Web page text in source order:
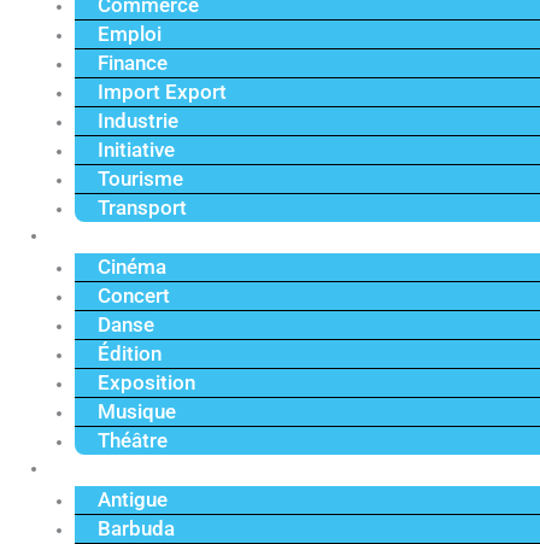
Commerce
Emploi
Finance
Import Export
Industrie
Initiative
Tourisme
Transport
Cinéma
Concert
Danse
Édition
Exposition
Musique
Théâtre
Antigue
Barbuda